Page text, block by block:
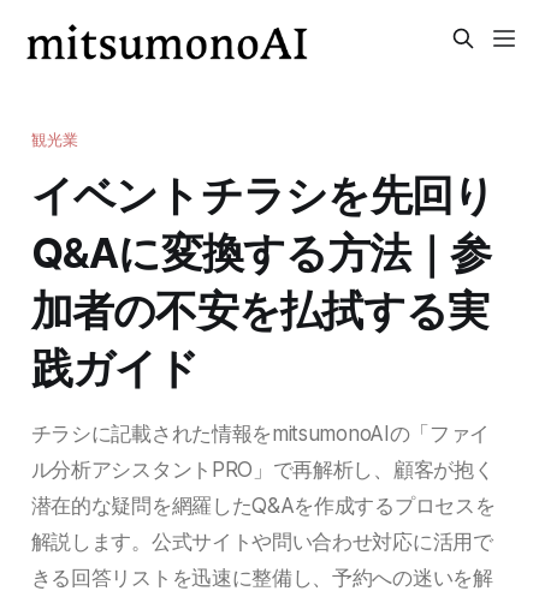
観光業
イベントチラシを先回り
Q&Aに変換する方法｜参
加者の不安を払拭する実
践ガイド
チラシに記載された情報をmitsumonoAIの「ファイ
ル分析アシスタントPRO」で再解析し、顧客が抱く
潜在的な疑問を網羅したQ&Aを作成するプロセスを
解説します。公式サイトや問い合わせ対応に活用で
きる回答リストを迅速に整備し、予約への迷いを解